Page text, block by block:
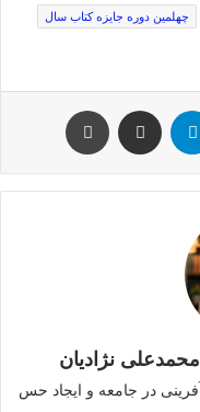
چهلمین دوره جایزه کتاب سال
تلگرام اشتراک گذاری از طریق ایمیل
نژادیان
در جامعه و ایجاد حس